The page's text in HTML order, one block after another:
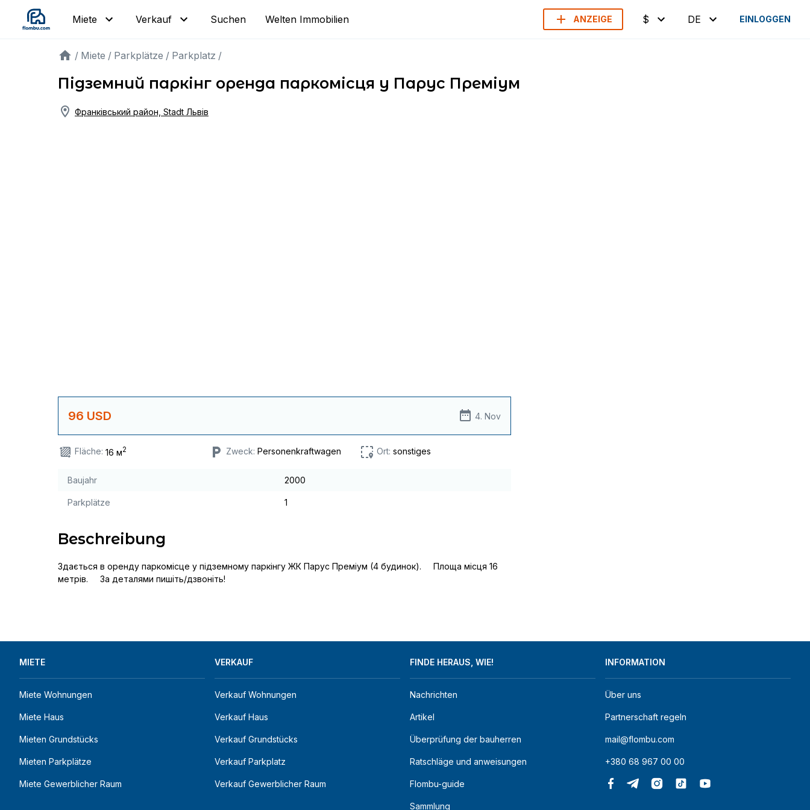
Miete Verkauf Suchen Welten Immobilien ANZEIGE $ DE EINLOGGEN
/ Miete / Parkplätze / Parkplatz /
Підземний паркінг оренда паркомісця у Парус Преміум
Франківський район, Stadt Львів
96 USD 4. Nov
Fläche: 16 м2 Zweck: Personenkraftwagen Ort: sonstiges
Baujahr 2000
Parkplätze 1
Beschreibung
Здається в оренду паркомісце у підземному паркінгу ЖК Парус Преміум (4 будинок).     Площа місця 16
метрів.     За деталями пишіть/дзвоніть!
MIETE
Miete Wohnungen
Miete Haus
Mieten Grundstücks
Mieten Parkplätze
Miete Gewerblicher Raum
VERKAUF
Verkauf Wohnungen
Verkauf Haus
Verkauf Grundstücks
Verkauf Parkplatz
Verkauf Gewerblicher Raum
FINDE HERAUS, WIE!
Nachrichten
Artikel
Überprüfung der bauherren
Ratschläge und anweisungen
Flombu-guide
Sammlung
INFORMATION
Über uns
Partnerschaft regeln
mail@flombu.com
+380 68 967 00 00